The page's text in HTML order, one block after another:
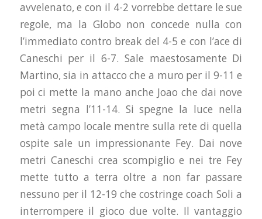
avvelenato, e con il 4-2 vorrebbe dettare le sue
regole, ma la Globo non concede nulla con
l’immediato contro break del 4-5 e con l’ace di
Caneschi per il 6-7. Sale maestosamente Di
Martino, sia in attacco che a muro per il 9-11 e
poi ci mette la mano anche Joao che dai nove
metri segna l’11-14. Si spegne la luce nella
metà campo locale mentre sulla rete di quella
ospite sale un impressionante Fey. Dai nove
metri Caneschi crea scompiglio e nei tre Fey
mette tutto a terra oltre a non far passare
nessuno per il 12-19 che costringe coach Soli a
interrompere il gioco due volte. Il vantaggio